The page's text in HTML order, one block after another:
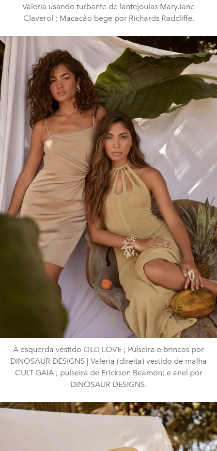
Valeria usando turbante de lantejoulas MaryJane
Claverol ; Macacão bege por Richards Radcliffe.
À esquerda vestido OLD LOVE ; Pulseira e brincos por
DINOSAUR DESIGNS | Valeria (direita) vestido de malha
CULT GAIA ; pulseira de Erickson Beamon; e anel por
DINOSAUR DESIGNS.